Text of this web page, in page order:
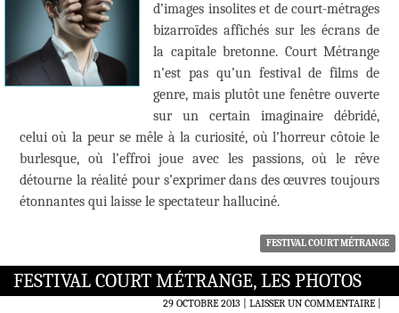
d’images insolites et de court-métrages
bizarroïdes affichés sur les écrans de
la capitale bretonne. Court Métrange
n’est pas qu’un festival de films de
genre, mais plutôt une fenêtre ouverte
sur un certain imaginaire débridé,
celui où la peur se mêle à la curiosité, où l’horreur côtoie le
burlesque, où l’effroi joue avec les passions, où le rêve
détourne la réalité pour s’exprimer dans des œuvres toujours
étonnantes qui laisse le spectateur halluciné.
FESTIVAL COURT MÉTRANGE
FESTIVAL COURT MÉTRANGE, LES PHOTOS
29 OCTOBRE 2013 LAISSER UN COMMENTAIRE|